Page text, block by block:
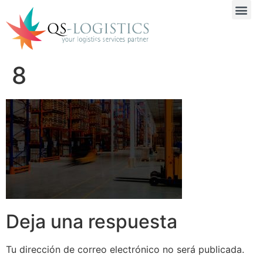
8
Deja una respuesta
Tu dirección de correo electrónico no será publicada.